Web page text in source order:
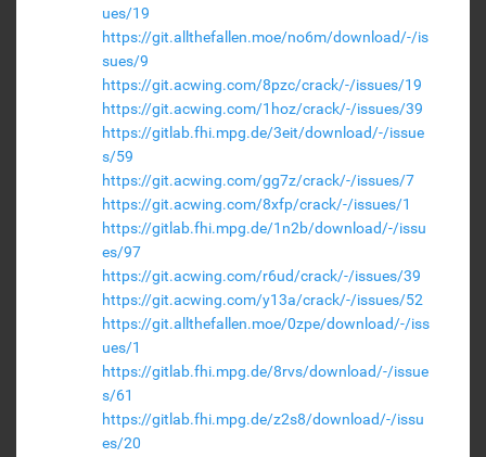
ues/19
https://git.allthefallen.moe/no6m/download/-/is
sues/9
https://git.acwing.com/8pzc/crack/-/issues/19
https://git.acwing.com/1hoz/crack/-/issues/39
https://gitlab.fhi.mpg.de/3eit/download/-/issue
s/59
https://git.acwing.com/gg7z/crack/-/issues/7
https://git.acwing.com/8xfp/crack/-/issues/1
https://gitlab.fhi.mpg.de/1n2b/download/-/issu
es/97
https://git.acwing.com/r6ud/crack/-/issues/39
https://git.acwing.com/y13a/crack/-/issues/52
https://git.allthefallen.moe/0zpe/download/-/iss
ues/1
https://gitlab.fhi.mpg.de/8rvs/download/-/issue
s/61
https://gitlab.fhi.mpg.de/z2s8/download/-/issu
es/20